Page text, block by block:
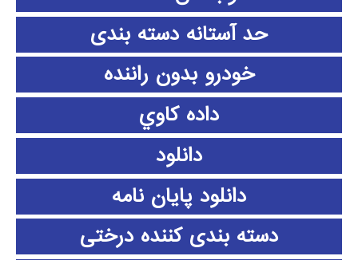
حد آستانه دسته بندی
خودرو بدون راننده
داده كاوي
دانلود
دانلود پايان نامه
دسته بندی کننده درختی